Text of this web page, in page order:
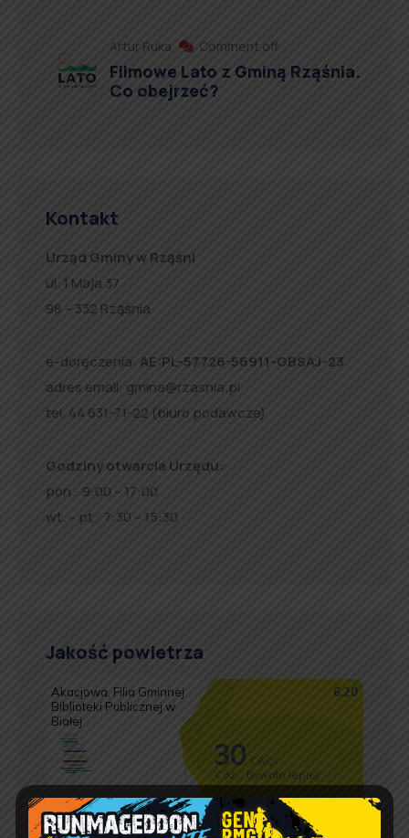
Artur Ruka Comment off
Filmowe Lato z Gminą Rząśnia.
Co obejrzeć?
Kontakt
Urząd Gminy w Rząśni
ul. 1 Maja 37
98 – 332 Rząśnia
e-doręczenia: AE:PL-57726-56911-GBSAJ-23
adres email: gmina@rzasnia.pl
tel. 44 631-71-22 (biuro podawcze)
Godziny otwarcia Urzędu:
pon.: 9:00 – 17:00
wt. – pt.: 7:30 – 15:30
Jakość powietrza